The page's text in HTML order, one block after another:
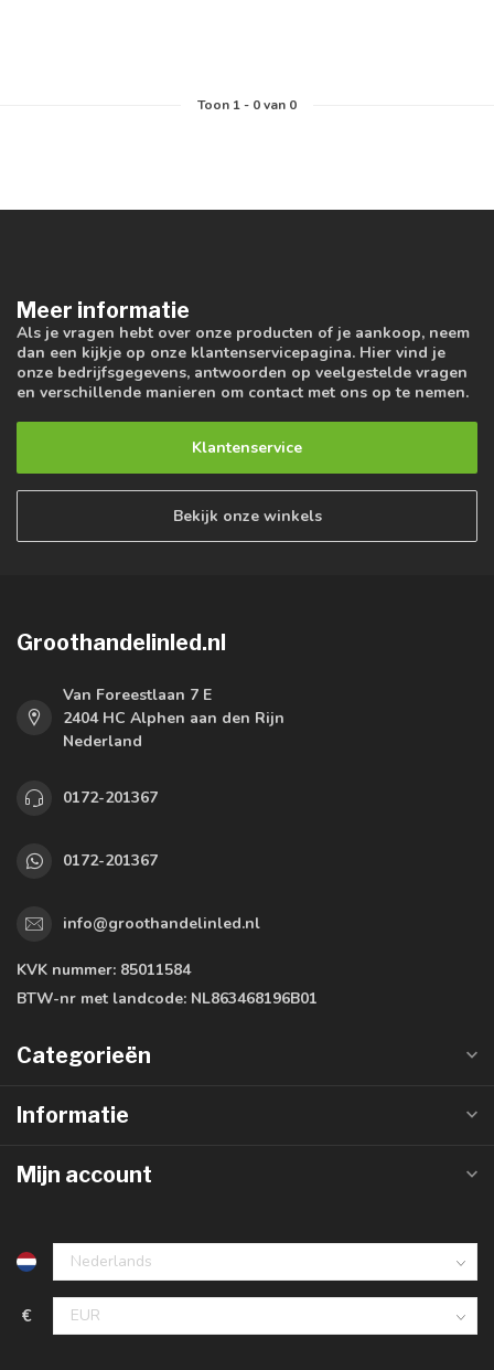
Toon 1- 0van 0
Meer informatie
Als je vragen hebt over onze producten of je aankoop, neem
dan een kijkje op onze klantenservicepagina. Hier vind je
onze bedrijfsgegevens, antwoorden op veelgestelde vragen
en verschillende manieren om contact met ons op te nemen.
Klantenservice
Bekijk onze winkels
Groothandelinled.nl
Van Foreestlaan 7 E
2404 HC Alphen aan den Rijn
Nederland
0172-201367
0172-201367
info@groothandelinled.nl
KVK nummer: 85011584
BTW-nr met landcode: NL863468196B01
Categorieën
Informatie
Mijn account
€